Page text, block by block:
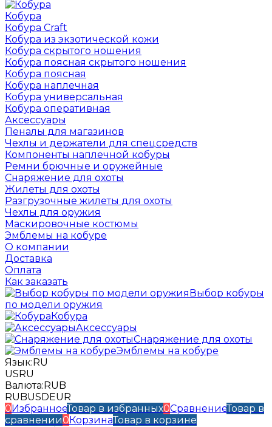
Кобура
Кобура Craft
Кобура из экзотической кожи
Кобура скрытого ношения
Кобура поясная скрытого ношения
Кобура поясная
Кобура наплечная
Кобура универсальная
Кобура оперативная
Аксессуары
Пеналы для магазинов
Чехлы и держатели для спецсредств
Компоненты наплечной кобуры
Ремни брючные и оружейные
Снаряжение для охоты
Жилеты для охоты
Разгрузочные жилеты для охоты
Чехлы для оружия
Маскировочные костюмы
Эмблемы на кобуре
О компании
Доставка
Оплата
Как заказать
Выбор кобуры
по модели оружия
Кобура
Аксессуары
Снаряжение для охоты
Эмблемы на кобуре
Язык:RU
USRU
Валюта:RUB
RUBUSDEUR
0ИзбранноеТовар в избранных0СравнениеТовар в
сравнении0КорзинаТовар в корзине